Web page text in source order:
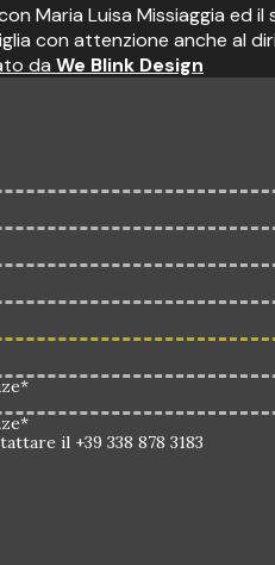
Maria Luisa Missiaggia ed
con attenzione anche al
da We Blink Design
il +39 338 878 3183